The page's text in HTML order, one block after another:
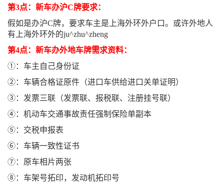
第3点：新车办沪C牌要求：
假如是办沪C牌，要求车主是上海外环外户口。或许外地人
有上海外环外的ju^zhu^zheng
第4点：新车办外地车牌需求资料：
①：车主自己身份证
②：车辆合格证原件（进口车供给进口关单证明）
③：发票三联（发票联、报税联、注册挂号联）
④：机动车交通事故责任强制保险单副本
⑤：交税申报表
⑥：车辆一致性证书
⑦：原车相片两张
⑧：车架号拓印，发动机拓印号